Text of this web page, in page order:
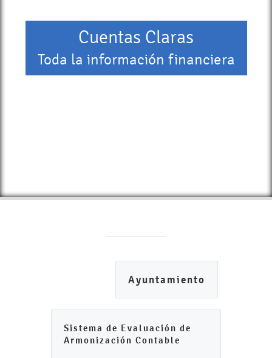
Cuentas Claras
Toda la información financiera
Ayuntamiento
Sistema de Evaluación de
Armonización Contable